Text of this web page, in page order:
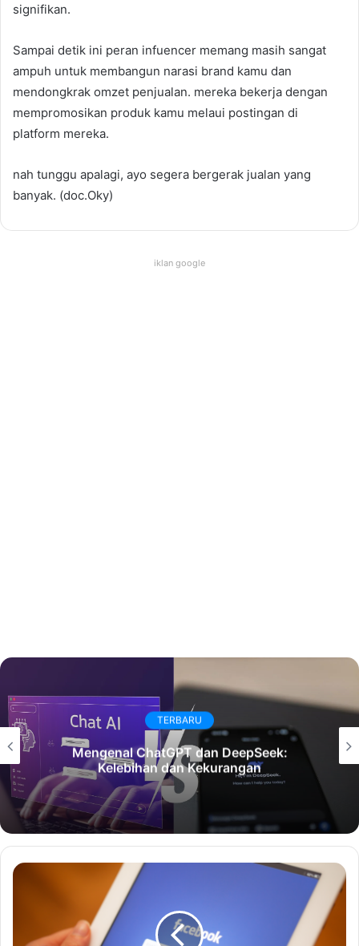
signifikan.
Sampai detik ini peran infuencer memang masih sangat
ampuh untuk membangun narasi brand kamu dan
mendongkrak omzet penjualan. mereka bekerja dengan
mempromosikan produk kamu melaui postingan di
platform mereka.
nah tunggu apalagi, ayo segera bergerak jualan yang
banyak. (doc.Oky)
iklan google
TERBARU
Mengenal ChatGPT dan DeepSeek:
Kelebihan dan Kekurangan